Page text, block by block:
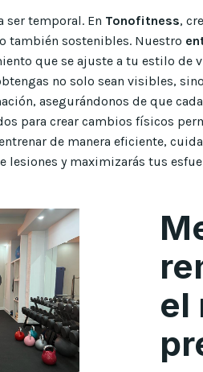
ser temporal. En Tonofitness,
también sostenibles. Nuestro
que se ajuste a tu estilo de
no solo sean visibles,
asegurándonos de que
para crear cambios físicos
de manera eficiente,
lesiones y maximizarás tus
el